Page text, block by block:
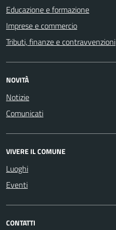
Educazione e formazione
Imprese e commercio
Tributi, finanze e contravvenzioni
NOVITÀ
Notizie
Comunicati
VIVERE IL COMUNE
Luoghi
Eventi
CONTATTI